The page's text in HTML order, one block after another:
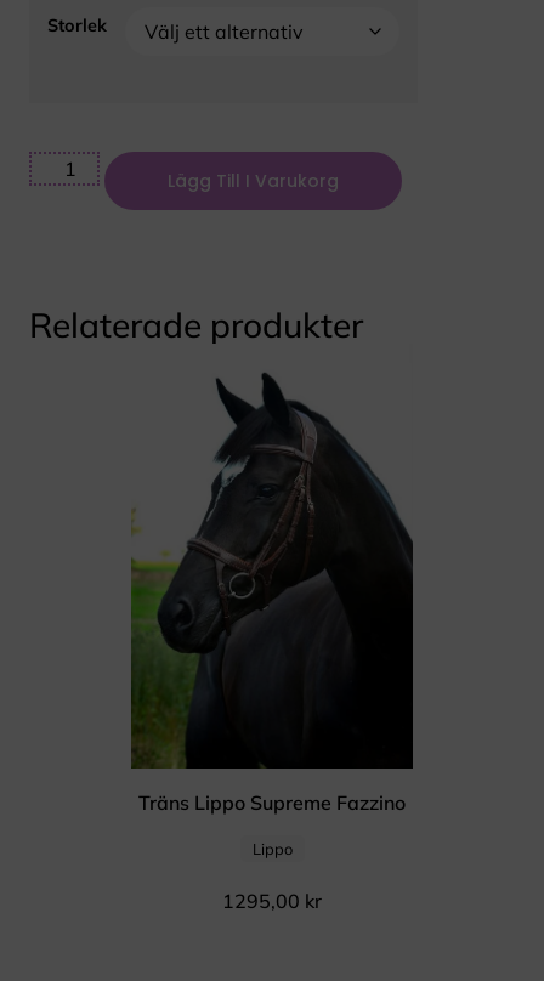
Storlek
Lägg Till I Varukorg
Relaterade produkter
Träns Lippo Supreme Fazzino
Lippo
1295,00 kr